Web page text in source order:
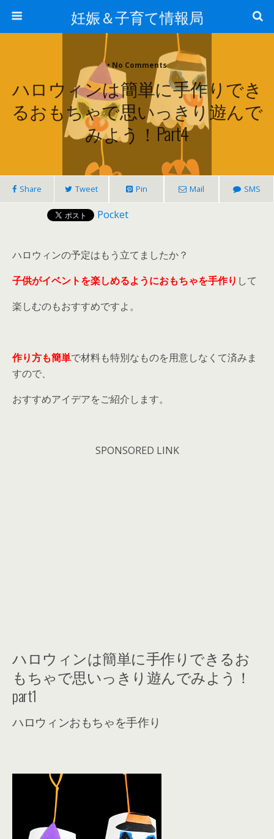
妊娠＆子育て情報局
• No Comments
ハロウィンは簡単に手作りでき
るおもちゃで思いっきり遊んで
みよう！part4
Share Tweet Pin Mail SMS
Pocket
ハロウィンの予定はもう立てましたか？
子供がイベントを楽しめるようにおもちゃを手作り して
楽しむのもおすすめですよ。
作り方も簡単で材料も特別なものを用意しなくて済みま
すので、
おすすめアイデアをご紹介します。
SPONSORED LINK
ハロウィンは簡単に手作りできるお
もちゃで思いっきり遊んでみよう！
part1
ハロウィンおもちゃを手作り